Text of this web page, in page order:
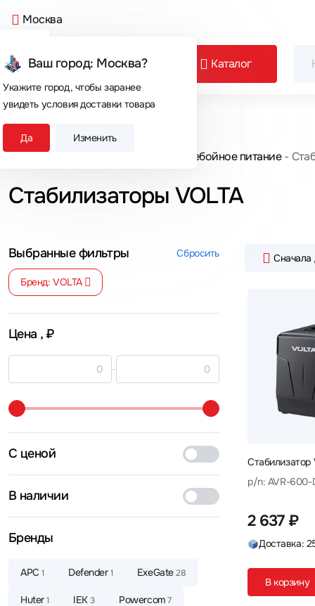
Москва
Ваш город: Москва?
Укажите город, чтобы заранее
увидеть условия доставки товара
Да Изменить
Каталог
Сегодня покупают
Главная Бесперебойное питание
Стабилизаторы VOLTA
Выбранные фильтры Сбросить
Бренд: VOLTA
Цена , ₽
С ценой
В наличии
Бренды
APC1 Defender1 ExeGate28
Huter1 IEK3 Powercom7
Сначала
Стабилизатор
p/n: AVR-600-
2 637 ₽
Доставка:
В корзину